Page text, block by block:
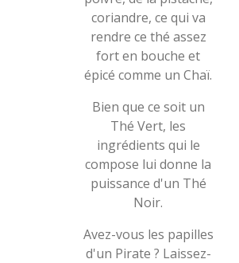
coriandre, ce qui va
rendre ce thé assez
fort en bouche et
épicé comme un Chaï.
Bien que ce soit un
Thé Vert, les
ingrédients qui le
compose lui donne la
puissance d'un Thé
Noir.
Avez-vous les papilles
d'un Pirate ? Laissez-